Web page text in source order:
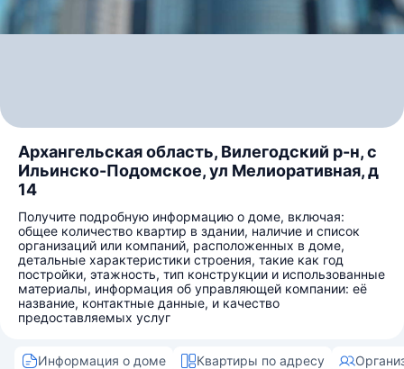
Архангельская область, Вилегодский р-н, с
Ильинско-Подомское, ул Мелиоративная, д
14
Получите подробную информацию о доме, включая:
общее количество квартир в здании, наличие и список
организаций или компаний, расположенных в доме,
детальные характеристики строения, такие как год
постройки, этажность, тип конструкции и использованные
материалы, информация об управляющей компании: её
название, контактные данные, и качество
предоставляемых услуг
Информация о доме Квартиры по адресу